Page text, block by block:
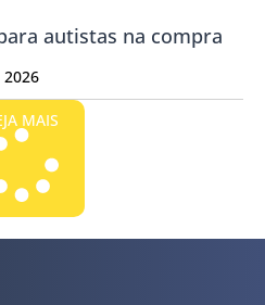
autistas na compra
2026
MAIS